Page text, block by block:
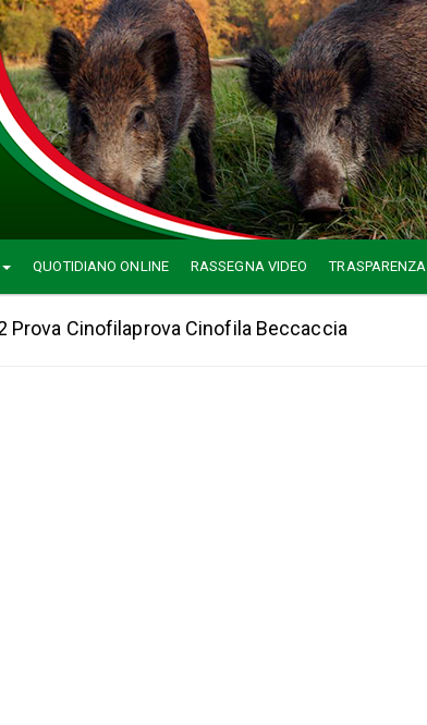
QUOTIDIANO ONLINE RASSEGNA VIDEO TRASPARENZA
Prova Cinofilaprova Cinofila Beccaccia